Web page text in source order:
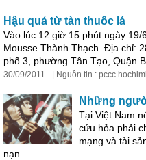
Hậu quả từ tàn thuốc lá
Vào lúc 12 giờ 15 phút ngày
Mousse Thành Thạch. Địa chỉ:
phố 3, phường Tân Tạo, Quận
30/09/2011 - | Nguồn tin :
Những
Tại Việt Nam
cứu hỏa phải
mạng và tài
nạn...